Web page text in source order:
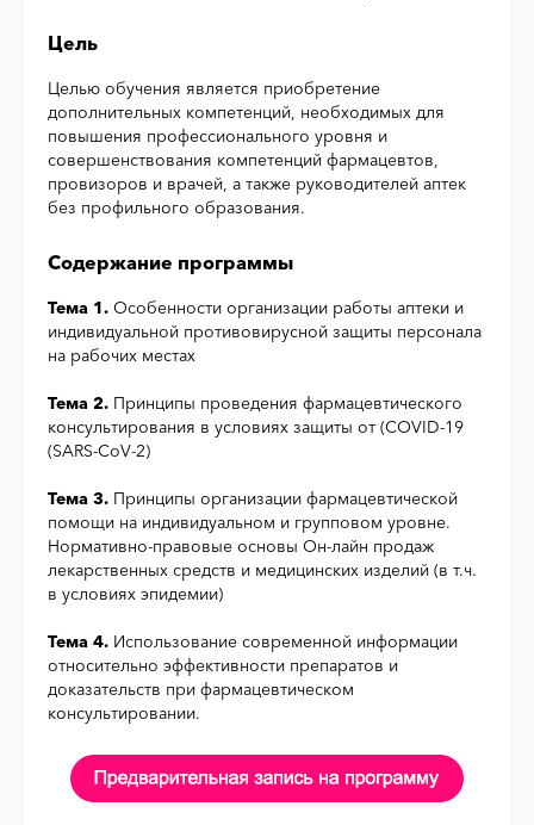
Цель
Целью обучения является приобретение
дополнительных компетенций, необходимых для
повышения профессионального уровня и
совершенствования компетенций фармацевтов,
провизоров и врачей, а также руководителей аптек
без профильного образования.
Содержание программы
Тема 1. Особенности организации работы аптеки и
индивидуальной противовирусной защиты персонала
на рабочих местах
Тема 2. Принципы проведения фармацевтического
консультирования в условиях защиты от (COVID-19
(SARS-CoV-2)
Тема 3. Принципы организации фармацевтической
помощи на индивидуальном и групповом уровне.
Нормативно-правовые основы Он-лайн продаж
лекарственных средств и медицинских изделий (в т.ч.
в условиях эпидемии)
Тема 4. Использование современной информации
относительно эффективности препаратов и
доказательств при фармацевтическом
консультировании.